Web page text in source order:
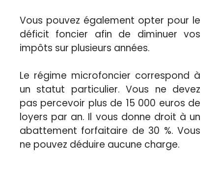
Vous pouvez également opter pour le
déficit foncier afin de diminuer vos
impôts sur plusieurs années.
Le régime microfoncier correspond à
un statut particulier. Vous ne devez
pas percevoir plus de 15 000 euros de
loyers par an. Il vous donne droit à un
abattement forfaitaire de 30 %. Vous
ne pouvez déduire aucune charge.